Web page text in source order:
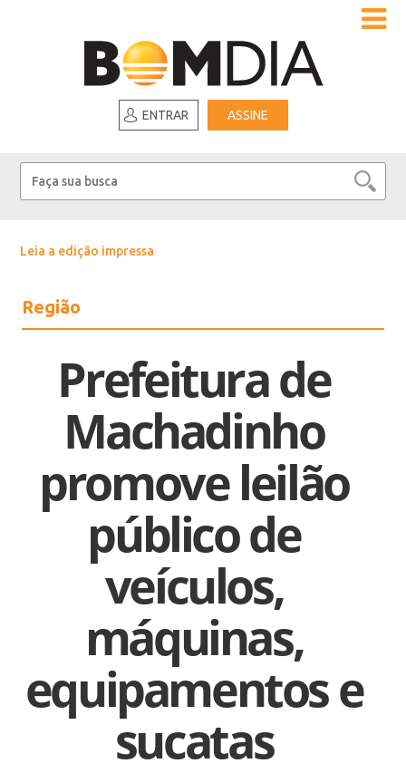
ENTRAR ASSINE
Leia a edição impressa
Região
Prefeitura de
Machadinho
promove leilão
público de
veículos,
máquinas,
equipamentos e
sucatas